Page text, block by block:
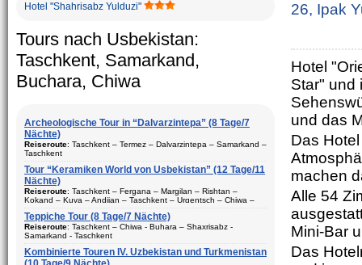
Hotel "Shahrisabz Yulduzi"
Tours nach Usbekistan:
Taschkent, Samarkand,
Buchara, Chiwa
Archeologische Tour in “Dalvarzintepa” (8 Tage/7
Nächte)
Reiseroute: Taschkent – Termez – Dalvarzintepa – Samarkand –
Taschkent
Dauer : 8 Tage/7 Nächte
Bewegungtyp: Fluglinie und Reisebus
Dalvarzintepa (3)
Saison: ganzes Jahr
Aufenhalt: In den Hotels, privaten Haus und Expeditions-Basis
Tour “Keramiken World von Usbekistan” (12 Tage/11
Nächte)
Reiseroute: Taschkent – Fergana – Margilan – Rishtan –
Kokand – Kuva – Andijan – Taschkent – Urgentsch – Chiwa –
Dauer: 12 Tage/11 Nächte
Besuch Stadte: Taschkent (3) – Fergana (3) – Margilan –
Teppiche Tour (8 Tage/7 Nächte)
Reiseroute: Tasсhkent – Chiwa - Buhara – Shaxrisabz -
Samarkand - Taschkent
:Kombinierte Touren IV. Uzbekistan und Turkmenistan
26, Ipak
Hotel
Star" und
und das
Das
machen
Alle 54
Mini-Bar
Das